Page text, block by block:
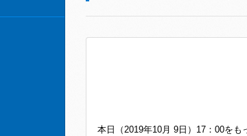
本日（2019年10月 9日）17：00を